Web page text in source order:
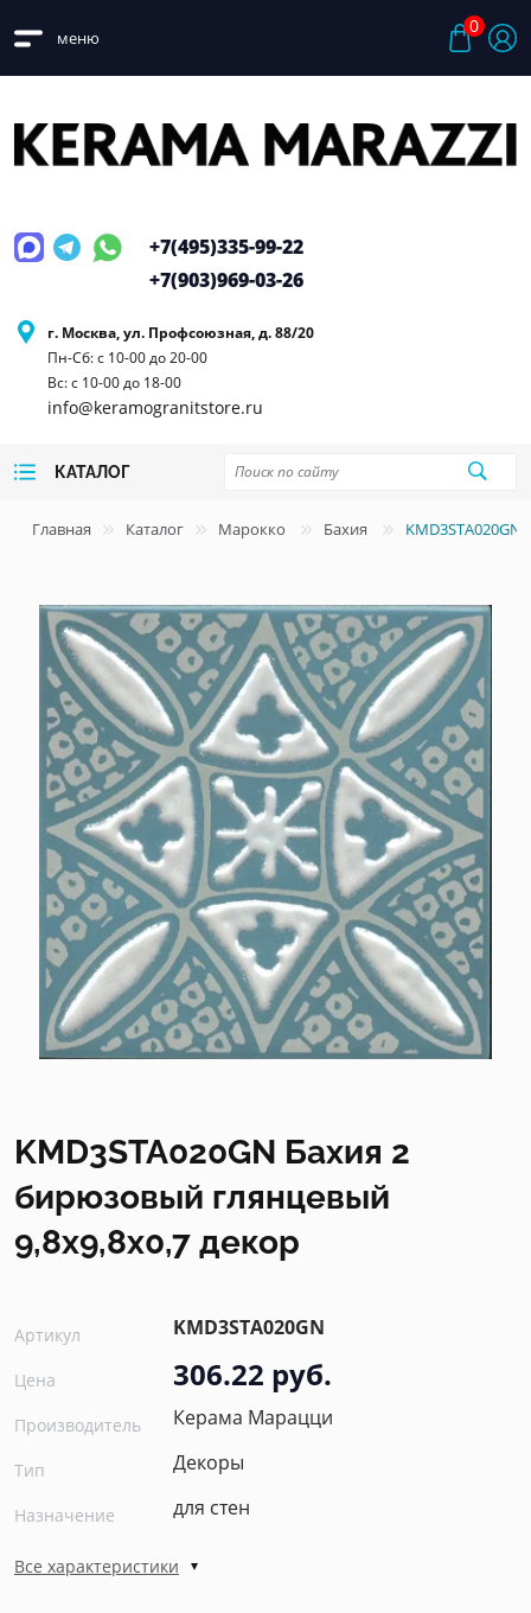
меню
0
г. Москва, ул. Профсоюзная, д. 88/20
Пн-Сб: с 10-00 до 20-00
Вс: с 10-00 до 18-00
info@keramogranitstore.ru
+7(495)335-99-22
+7(903)969-03-26
КАТАЛОГ
Главная Каталог Марокко Бахия
KMD3STA020GN Бахия 2
бирюзовый глянцевый
9,8x9,8x0,7 декор
Артикул KMD3STA020GN
Цена 306.22 руб.
Производитель Керама Марацци
Тип Декоры
Назначение для стен
Все характеристики